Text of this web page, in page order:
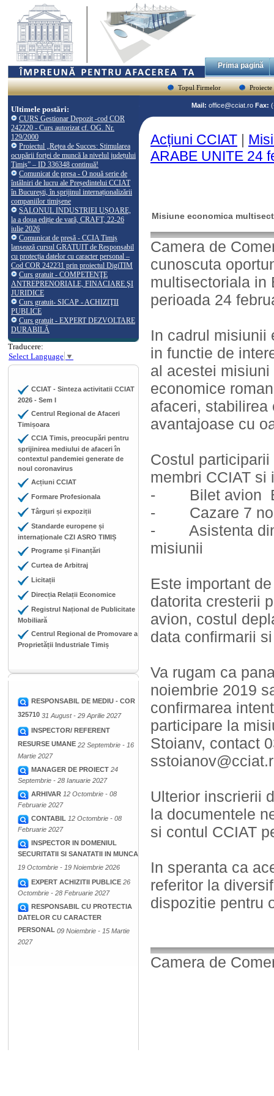
Prima pagină
Topul Firmelor Proiecte
Ultimele postări:
CURS Gestionar Depozit -cod COR
242220 - Curs autorizat cf. OG. Nr.
129/2000
Proiectul „Rețea de Succes: Stimularea
ocupării forței de muncă la nivelul județului
Timiș” – ID 336348 continuă!
Comunicat de presa - O nouă serie de
întâlniri de lucru ale Președintelui CCIAT
în București, în sprijinul internaționalizării
companiilor timișene
SALONUL INDUSTRIEI UȘOARE,
la a doua ediție de vară, CRAFT, 22-26
iulie 2026
Comunicat de presă - CCIA Timiș
lansează cursul GRATUIT de Responsabil
cu protecția datelor cu caracter personal –
Cod COR 242231 prin proiectul DigiTIM
Curs gratuit - COMPETENŢE
ANTREPRENORIALE, FINACIARE ŞI
JURIDICE
Curs gratuit- SICAP - ACHIZIŢII
PUBLICE
Curs gratuit - EXPERT DEZVOLTARE
DURABILĂ
Traducere:
Select Language ▼
CCIAT - Sinteza activitatii CCIAT
2026 - Sem I
Centrul Regional de Afaceri
Timișoara
CCIA Timis, preocupări pentru
sprijinirea mediului de afaceri în
contextul pandemiei generate de
noul coronavirus
Acțiuni CCIAT
Formare Profesionala
Târguri și expoziții
Standarde europene și
internaționale CZI ASRO TIMIȘ
Programe și Finanțări
Curtea de Arbitraj
Licitații
Direcția Relații Economice
Registrul Național de Publicitate
Mobiliară
Centrul Regional de Promovare a
Proprietății Industriale Timiș
RESPONSABIL DE MEDIU - COR
325710 31 August - 29 Aprilie 2027
INSPECTOR/ REFERENT
RESURSE UMANE 22 Septembrie - 16
Martie 2027
MANAGER DE PROIECT 24
Septembrie - 28 Ianuarie 2027
ARHIVAR 12 Octombrie - 08
Februarie 2027
CONTABIL 12 Octombrie - 08
Februarie 2027
INSPECTOR IN DOMENIUL
SECURITATII SI SANATATII IN MUNCA
19 Octombrie - 19 Noiembrie 2026
EXPERT ACHIZITII PUBLICE 26
Octombrie - 28 Februarie 2027
RESPONSABIL CU PROTECTIA
DATELOR CU CARACTER
PERSONAL 09 Noiembrie - 15 Martie
2027
Mail: office@cciat.ro Fax:
Acțiuni CCIAT |
ARABE UNITE 24
Misiune economica
Camera de
cunoscuta
multisectoriala in
perioada 24
In cadrul misiunii
in functie de
al acestei
economice
afaceri, stabilirea
avantajoase cu
Costul
membri CCIAT si
- Bilet avion
- Cazare 7
- Asistenta din
misiunii
Este important
datorita cresterii
avion, costul
data confirmarii
Va rugam ca
noiembrie 2019
confirmarea
participare la
Stoianv, contact
Ulterior inscrierii
la documentele
si contul CCIAT
In speranta ca
referitor la
dispozitie pentru
Camera de